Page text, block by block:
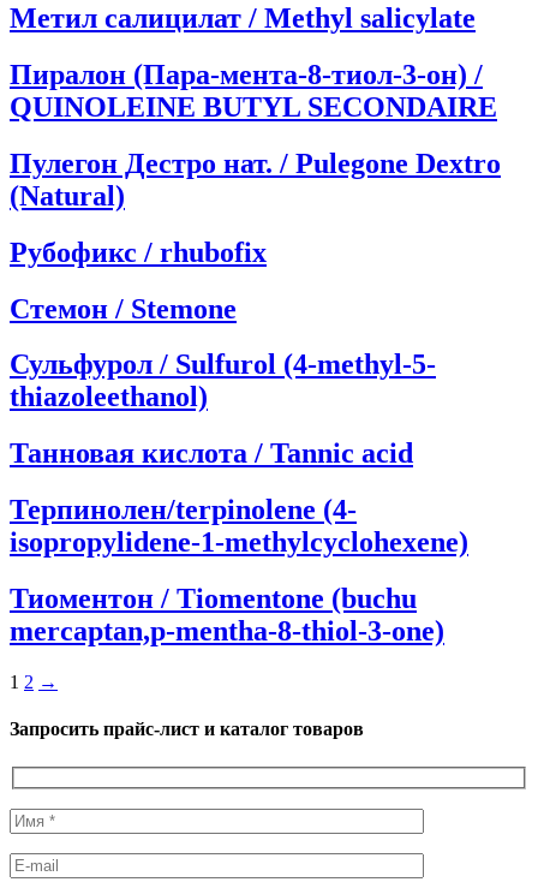
Метил салицилат / Methyl salicylate
Пиралон (Пара-мента-8-тиол-3-он) /
QUINOLEINE BUTYL SECONDAIRE
Пулегон Дестро нат. / Pulegone Dextro
(Natural)
Рубофикс / rhubofix
Стемон / Stemone
Сульфурол / Sulfurol (4-methyl-5-
thiazoleethanol)
Танновая кислота / Tannic acid
Терпинолен/terpinolene (4-
isopropylidene-1-methylcyclohexene)
Тиоментон / Tiomentone (buchu
mercaptan,p-mentha-8-thiol-3-one)
Пагинация
записей
1 2 →
Запросить прайс-лист и каталог товаров